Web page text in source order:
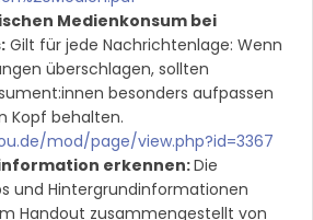
Medienkonsum bei
Gilt für jede Nachrichtenlage: Wenn
überschlagen, sollten
besonders aufpassen
Kopf behalten.
mod/page/view.php?id=3367
erkennen:Die
und Hintergrundinformationen
Handout zusammengestellt von